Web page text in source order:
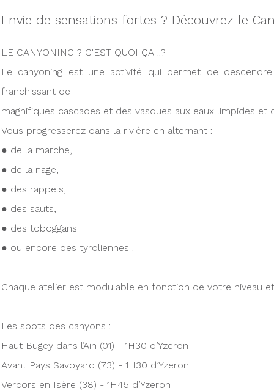
Envie de sensations fortes ? Découvrez le
LE CANYONING ? C'EST QUOI ÇA !!?
Le canyoning est une activité qui permet de
franchissant de
magnifiques cascades et des vasques aux eaux limpides et
Vous progresserez dans la rivière en alternant :
● de la marche,
● de la nage,
● des rappels,
● des sauts,
● des toboggans
● ou encore des tyroliennes !
Chaque atelier est modulable en fonction de votre niveau
Les spots des canyons :
Haut Bugey dans l’Ain (01) - 1H30 d’Yzeron
Avant Pays Savoyard (73) - 1H30 d’Yzeron
Vercors en Isère (38) - 1H45 d’Yzeron